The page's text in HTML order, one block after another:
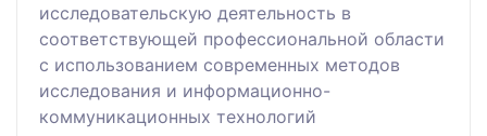
исследовательскую деятельность в
соответствующей профессиональной области
с использованием современных методов
исследования и информационно-
коммуникационных технологий